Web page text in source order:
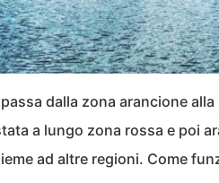
passa dalla zona arancione alla
a lungo zona rossa e poi
ad altre regioni. Come